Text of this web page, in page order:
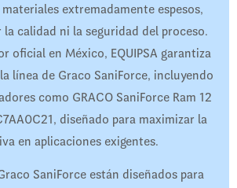
extremadamente espesos,
calidad ni la seguridad del proceso.
oficial en México, EQUIPSA garantiza
línea de Graco SaniForce, incluyendo
como GRACO SaniForce Ram 12
diseñado para maximizar la
en aplicaciones exigentes.
SaniForce están diseñados para